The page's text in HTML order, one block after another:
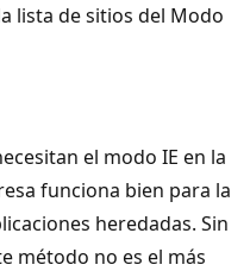
lista de sitios del Modo
el modo IE en la
funciona bien para la
heredadas. Sin
método no es el más